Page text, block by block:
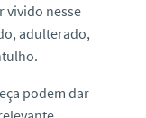
vivido nesse
adulterado,
podem dar